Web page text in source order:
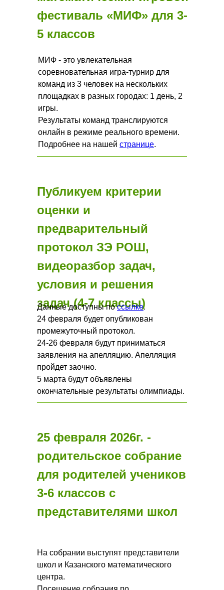
фестиваль «МИФ» для 3-
5 классов
МИФ - это увлекательная
соревновательная игра-турнир для
команд из 3 человек на нескольких
площадках в разных городах: 1 день, 2
игры.
Результаты команд транслируются
онлайн в режиме реального времени.
Подробнее на нашей странице.
Публикуем критерии
оценки и
предварительный
протокол ЗЭ РОШ,
видеоразбор задач,
условия и решения
задач (4-7 классы)
Данные доступны поссылке.
24 февраля будет опубликован
промежуточный протокол.
24-26 февраля будут приниматься
заявления на апелляцию. Апелляция
пройдет заочно.
5 марта будут объявлены
окончательные результаты олимпиады.
25 февраля 2026г. -
родительское собрание
для родителей учеников
3-6 классов с
представителями школ
На собрании выступят представители
школ и Казанского математического
центра.